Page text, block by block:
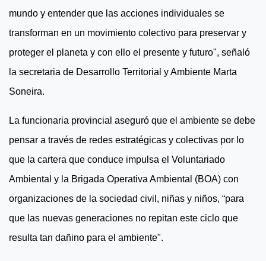
mundo y entender que las acciones individuales se
transforman en un movimiento colectivo para preservar y
proteger el planeta y con ello el presente y futuro", señaló
la secretaria de Desarrollo Territorial y Ambiente Marta
Soneira.
La funcionaria provincial aseguró que el ambiente se debe
pensar a través de redes estratégicas y colectivas por lo
que la cartera que conduce impulsa el Voluntariado
Ambiental y la Brigada Operativa Ambiental (BOA) con
organizaciones de la sociedad civil, niñas y niños, “para
que las nuevas generaciones no repitan este ciclo que
resulta tan dañino para el ambiente".